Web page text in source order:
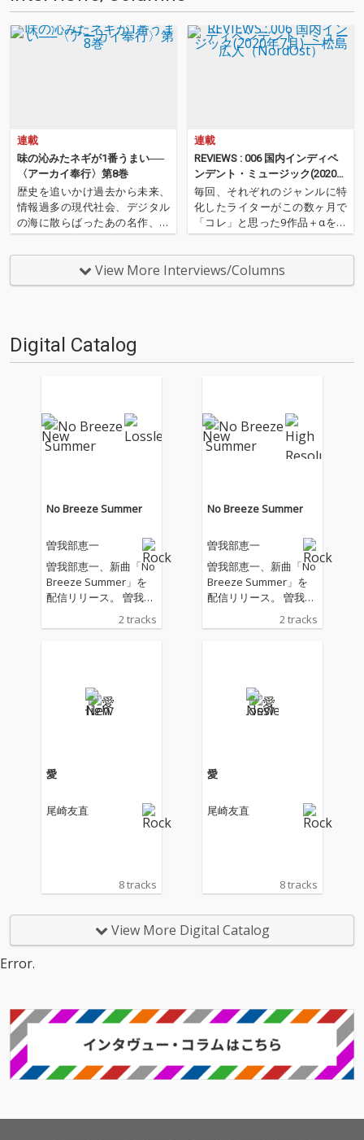
連載
味の沁みたネギが1番うまい──
〈アーカイ奉行〉第8巻
歴史を追いかけ過去から未来、
情報過多の現代社会、デジタル
の海に散らばったあの名作、こ
の名作たちをひとつにまとめる
仕事人…!〈アーカイ奉行〉が今
日もデジタルの乱世を治め
る…!'''〈アーカイ奉行〉と
連載
REVIEWS : 006 国内インディペ
ンデント・ミュージック(2020年
7月)──松島広人（NordOst）
毎回、それぞれのジャンルに特
化したライターがこの数ヶ月で
「コレ」と思った9作品＋αを紹
介するコーナー。ノーウェー
ヴ・バンドAIZのWeird Instrum
ents担当/ライターのNord Ost
（松島広人）が、2020年のムー
View More Interviews/Columns
Digital Catalog
No Breeze Summer
曽我部恵一
曽我部恵一、新曲「No
Breeze Summer」を
配信リリース。 曽我部
が全曲の作詞を手がけ
た関美彦のアルバム
題曲「No Breeze Sum
mer」は、夏の気だる
た楽曲であり、カップ
リング曲「ドミンゴ」
台に、旅する男のブル
ースを紡いだ短編小説
さらにはエンジニアと
2 tracks
No Breeze Summer
曽我部恵一
曽我部恵一、新曲「No
Breeze Summer」を
配信リリース。 曽我部
が全曲の作詞を手がけ
た関美彦のアルバム
題曲「No Breeze Sum
mer」は、夏の気だる
た楽曲であり、カップ
リング曲「ドミンゴ」
台に、旅する男のブル
ースを紡いだ短編小説
さらにはエンジニアと
2 tracks
愛
尾崎友直
8 tracks
愛
尾崎友直
8 tracks
View More Digital Catalog
Error.